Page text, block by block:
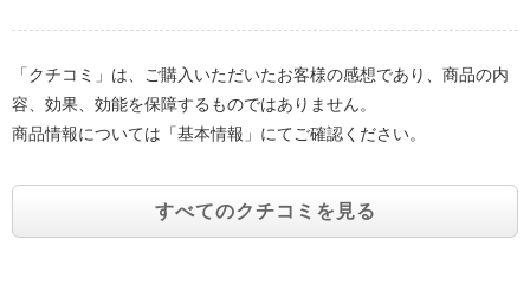
「クチコミ」は、ご購入いただいたお客様の感想であり、商品の内
容、効果、効能を保障するものではありません。
商品情報については「基本情報」にてご確認ください。
すべてのクチコミを見る